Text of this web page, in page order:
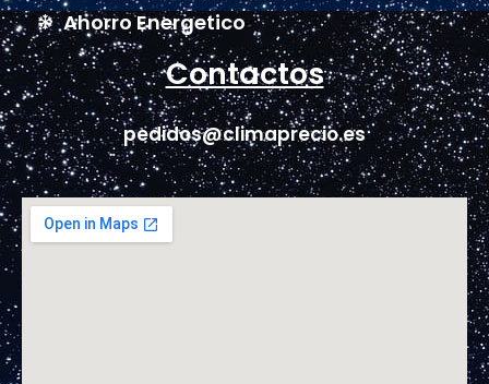
Ahorro Energetico
Contactos
pedidos@climaprecio.es